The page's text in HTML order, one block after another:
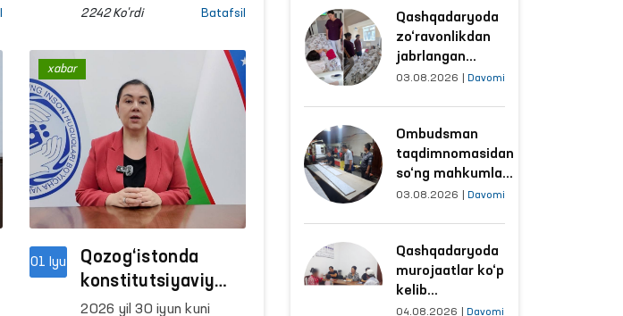
imzolandi
nuqtasi” OAV haftaligi
ishonchli media” xalqaro
konferensiyasi o‘tkazildi.
2242 Ko'rdi Batafsil
01 Iyu
Qozog‘istonda
konstitutsiyaviy
islohotlarning inson
2026 yil 30 iyun kuni
xabar
Qashqadaryoda
zo‘ravonlikdan
jabrlangan
ayolning holati
o‘rganildi
03.08.2026 Davomi
Ombudsman
taqdimnomasidan
so‘ng mahkumlar
mehnat
sharoitlar
yaxshilandi
03.08.2026 Davomi
Qashqadaryoda
murojaatlar ko‘p
kelib
tushayotgan
04.08.2026 Davomi